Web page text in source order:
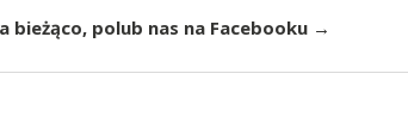
bieżąco, polub nas na Facebooku →